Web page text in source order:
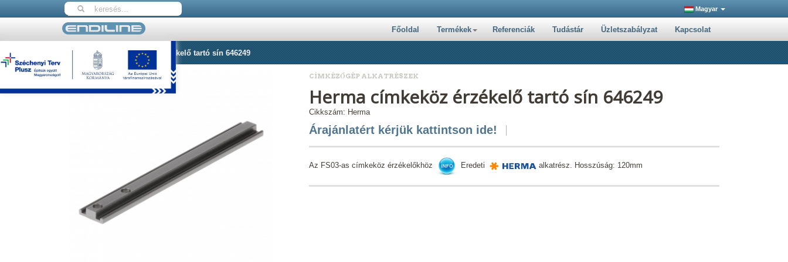
Magyar
Főoldal Termékek Referenciák Tudástár Üzletszabályzat Kapcsolat
Nyitólap Herma címkeköz érzékelő tartó sín 646249
CÍMKÉZŐGÉP ALKATRÉSZEK
Herma címkeköz érzékelő tartó sín 646249
Cikkszám: Herma
Árajánlatért kérjük kattintson ide!
Az FS03-as címkeköz érzékelőkhöz Eredeti alkatrész. Hosszúság: 120mm